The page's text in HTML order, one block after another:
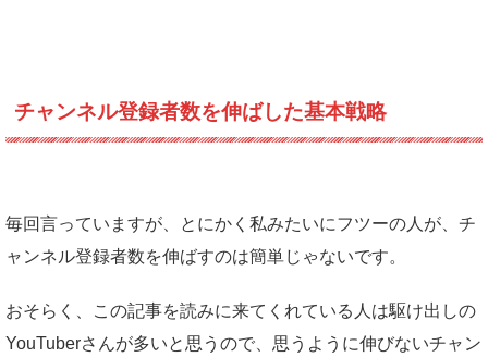
チャンネル登録者数を伸ばした基本戦略
毎回言っていますが、とにかく私みたいにフツーの人が、チ
ャンネル登録者数を伸ばすのは簡単じゃないです。
おそらく、この記事を読みに来てくれている人は駆け出しの
YouTuberさんが多いと思うので、思うように伸びないチャン